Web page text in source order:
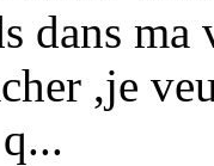
dans
,je